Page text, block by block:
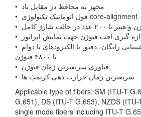
• مجهز به محافظ در مقابل باد
• فول اتوماتیک تکنولوژی core-alignment
عدد در حالت شارژ کامل
گیری افت فیوژن جهت نمایش اپراتور
• تعمیر و پشتیبانی رایگان، دقیق با الکترودهای با دوام
تا ۴۸۰۰ فیوژن
• فناوری سریعترین زمان فیوژن
• سریعترین زمان حرارت دهی کریمپ ها
Applicable type of fibers: SM (ITU-T
G.651), DS (ITU-T G.653), NZDS
single mode fibers including ITU-T